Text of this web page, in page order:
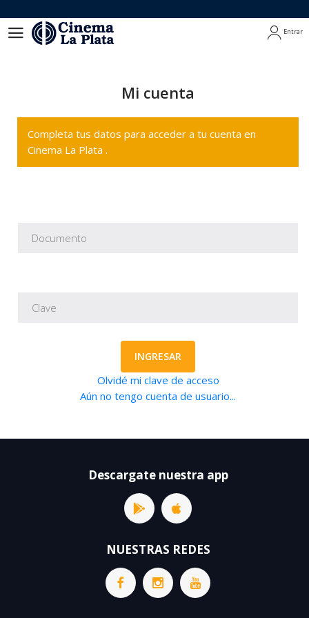
Entrar
Mi cuenta
Completa tus datos para acceder a tu cuenta en
Cinema La Plata .
INGRESAR
Olvidé mi clave de acceso
Aún no tengo cuenta de usuario...
Descargate nuestra app
NUESTRAS REDES